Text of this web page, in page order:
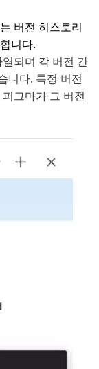
버전 히스토리
니다.
되며 각 버전 간
니다. 특정 버전
그마가 그 버전